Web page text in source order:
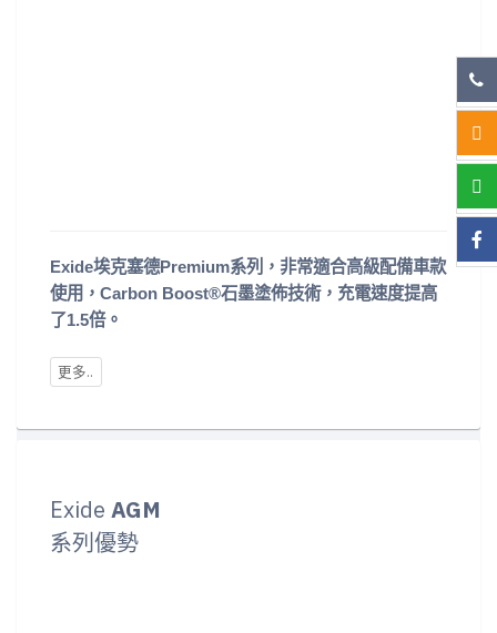
Exide埃克塞德Premium系列，非常適合高級配備車款
使用，Carbon Boost®石墨塗佈技術，充電速度提高
了1.5倍。
Exide AGM
系列優勢